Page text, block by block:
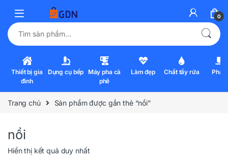
0
Tìm kiếm:
Thiết bị gia
đình
Dụng cụ bếp Máy pha cà
phê
Làm đẹp Chất tẩy rửa Pha
Trang chủ Sản phẩm được gắn thẻ “nồi”
nồi
Hiển thị kết quả duy nhất